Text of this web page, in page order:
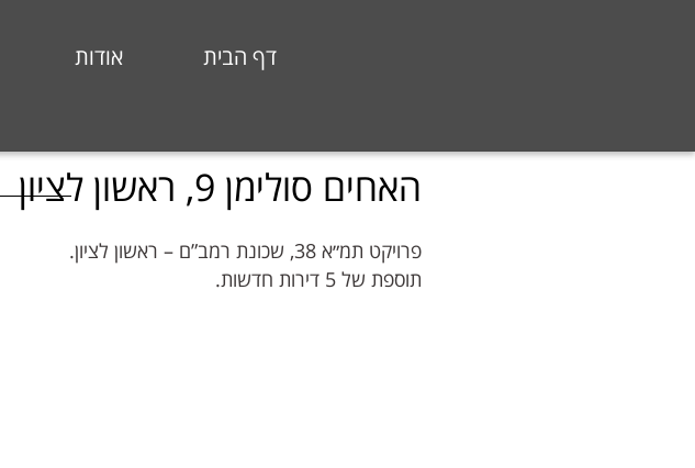
דף הבית אודות
האחים סולימן 9, ראשון לציון
פרויקט תמ״א 38, שכונת רמב”ם – ראשון לציון.
תוספת של 5 דירות חדשות.